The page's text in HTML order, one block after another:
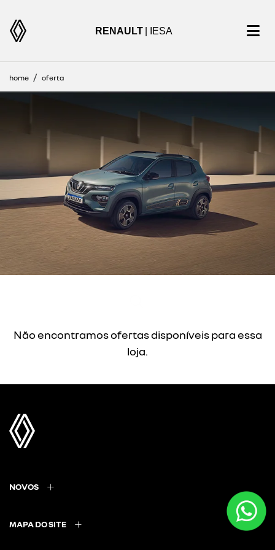
RENAULT | IESA
home oferta
Não encontramos ofertas disponíveis para essa
loja.
NOVOS
MAPA DO SITE